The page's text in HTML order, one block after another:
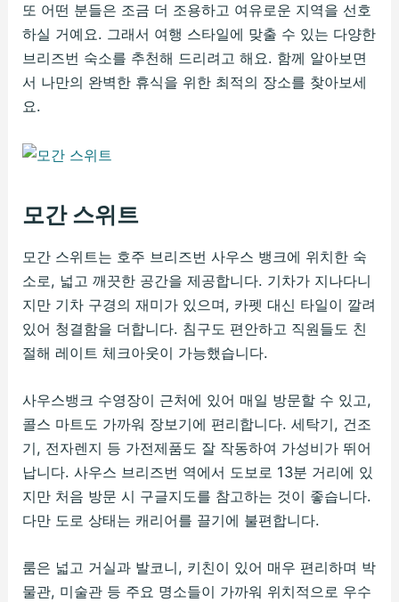
또 어떤 분들은 조금 더 조용하고 여유로운 지역을 선호
하실 거예요. 그래서 여행 스타일에 맞출 수 있는 다양한
브리즈번 숙소를 추천해 드리려고 해요. 함께 알아보면
서 나만의 완벽한 휴식을 위한 최적의 장소를 찾아보세
요.
모간 스위트
모간 스위트는 호주 브리즈번 사우스 뱅크에 위치한 숙
소로, 넓고 깨끗한 공간을 제공합니다. 기차가 지나다니
지만 기차 구경의 재미가 있으며, 카펫 대신 타일이 깔려
있어 청결함을 더합니다. 침구도 편안하고 직원들도 친
절해 레이트 체크아웃이 가능했습니다.
사우스뱅크 수영장이 근처에 있어 매일 방문할 수 있고,
콜스 마트도 가까워 장보기에 편리합니다. 세탁기, 건조
기, 전자렌지 등 가전제품도 잘 작동하여 가성비가 뛰어
납니다. 사우스 브리즈번 역에서 도보로 13분 거리에 있
지만 처음 방문 시 구글지도를 참고하는 것이 좋습니다.
다만 도로 상태는 캐리어를 끌기에 불편합니다.
룸은 넓고 거실과 발코니, 키친이 있어 매우 편리하며 박
물관, 미술관 등 주요 명소들이 가까워 위치적으로 우수